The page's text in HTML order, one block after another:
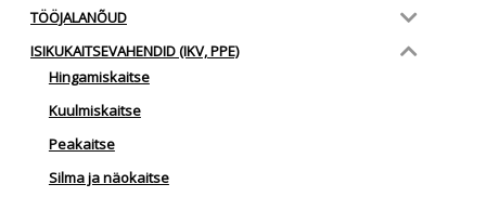
TÖÖJALANÕUD
ISIKUKAITSEVAHENDID (IKV, PPE)
Hingamiskaitse
Kuulmiskaitse
Peakaitse
Silma ja näokaitse